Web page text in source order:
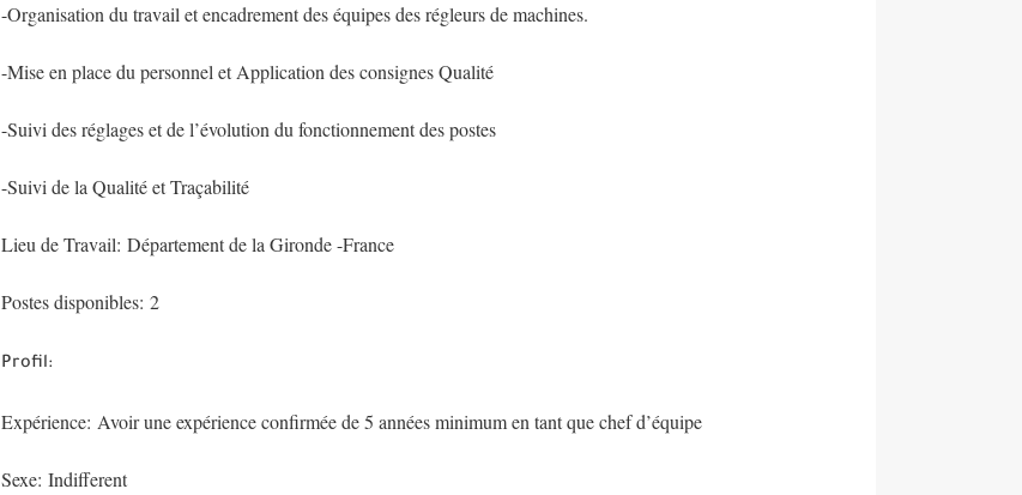
-Organisation du travail et encadrement des équipes des régleurs de machines.
-Mise en place du personnel et Application des consignes Qualité
-Suivi des réglages et de l’évolution du fonctionnement des postes
-Suivi de la Qualité et Traçabilité
Lieu de Travail: Département de la Gironde -France
Postes disponibles: 2
Profil:
Expérience: Avoir une expérience confirmée de 5 années minimum en tant que chef d’équipe
Sexe: Indifferent